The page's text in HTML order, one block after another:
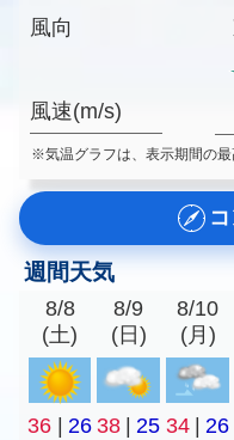
風向
風速(m/s)
※気温グラフは、表示期間の最
週間天気
8/8
(土)
8/9
(日)
8/10
(月)
36 26 38 25 34 26